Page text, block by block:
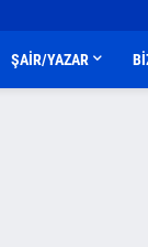
ŞAİR/YAZAR